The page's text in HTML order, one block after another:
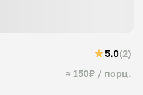
≈ 150₽ / порц.
5.0(2)